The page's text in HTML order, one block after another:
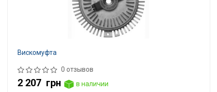
Вискомуфта
0 отзывов
2 207 грн
в наличии